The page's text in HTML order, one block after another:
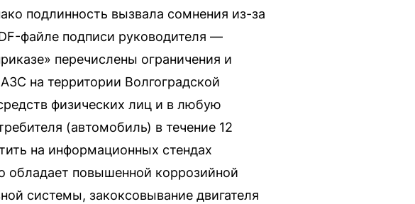
подлинность вызвала сомнения из-за
файле подписи руководителя —
перечислены ограничения и
на территории Волгоградской
физических лиц и в любую
(автомобиль) в течение 12
на информационных стендах
обладает повышенной коррозийной
системы, закоксовывание двигателя